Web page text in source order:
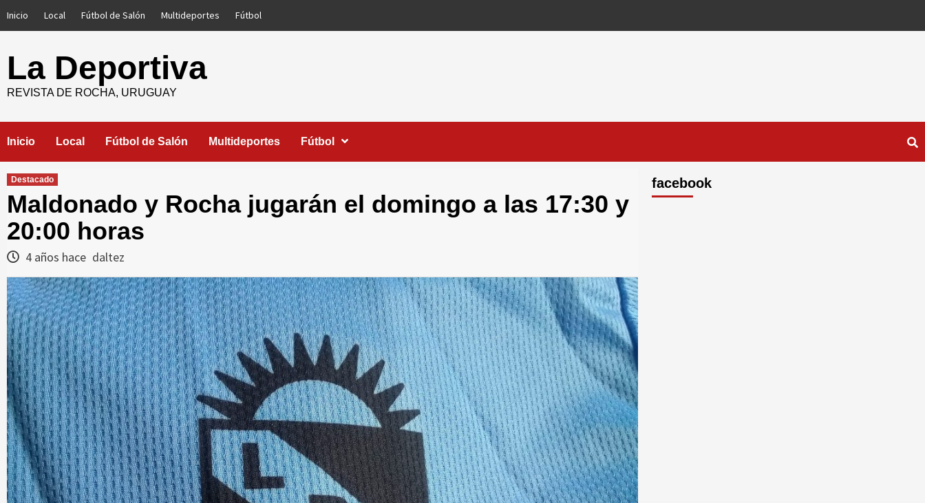
Inicio Local Fútbol de Salón Multideportes Fútbol
La Deportiva
REVISTA DE ROCHA, URUGUAY
Inicio Local Fútbol de Salón Multideportes Fútbol
Destacado
Maldonado y Rocha jugarán el domingo a las 17:30 y
20:00 horas
4 años hace daltez
facebook